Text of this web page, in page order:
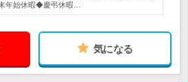
年始休暇◆慶弔休暇…
気になる